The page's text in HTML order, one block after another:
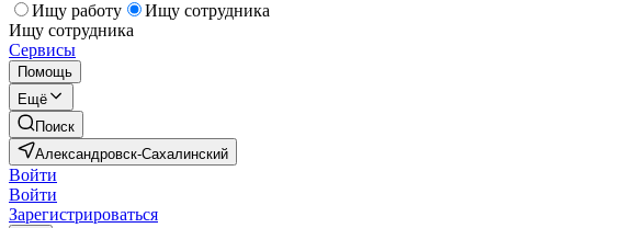
Ищу работу
Ищу сотрудника
Ищу сотрудника
Сервисы
Помощь
Ещё
Поиск
Александровск-Сахалинский
Войти
Войти
Зарегистрироваться